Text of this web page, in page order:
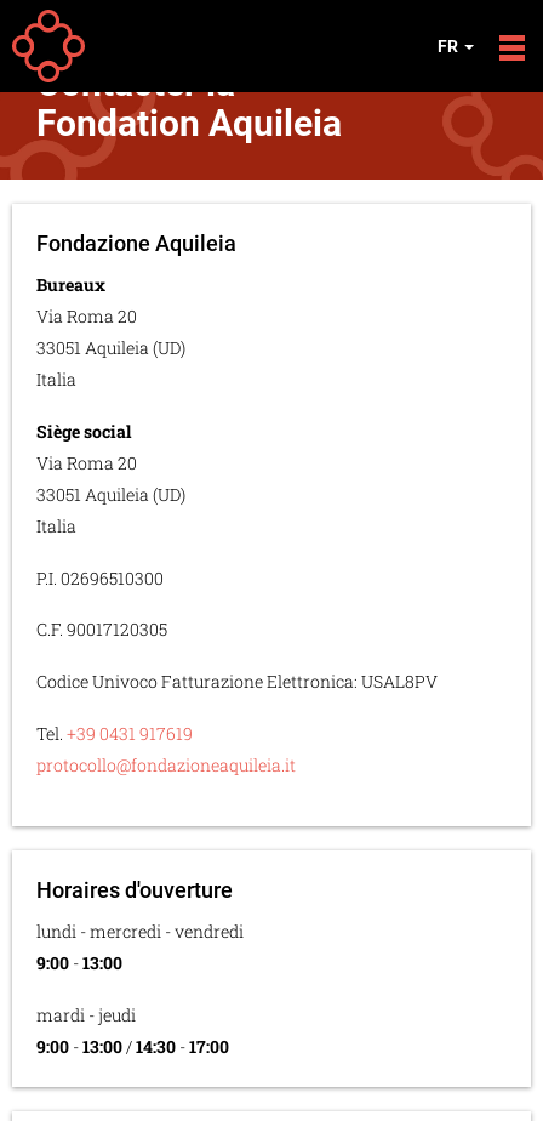
Aller au contenu principal
FR
Your
are
here
Accueil
Contacter la
Fondation Aquileia
Fondazione Aquileia
Bureaux
Via Roma 20
33051 Aquileia (UD)
Italia
Siège social
Via Roma 20
33051 Aquileia (UD)
Italia
P.I. 02696510300
C.F. 90017120305
Codice Univoco Fatturazione Elettronica: USAL8PV
Tel. +39 0431 917619
protocollo@fondazioneaquileia.it
Horaires d'ouverture
lundi - mercredi - vendredi
9:00 -13:00
mardi - jeudi
9:00 -13:00/14:30 -17:00